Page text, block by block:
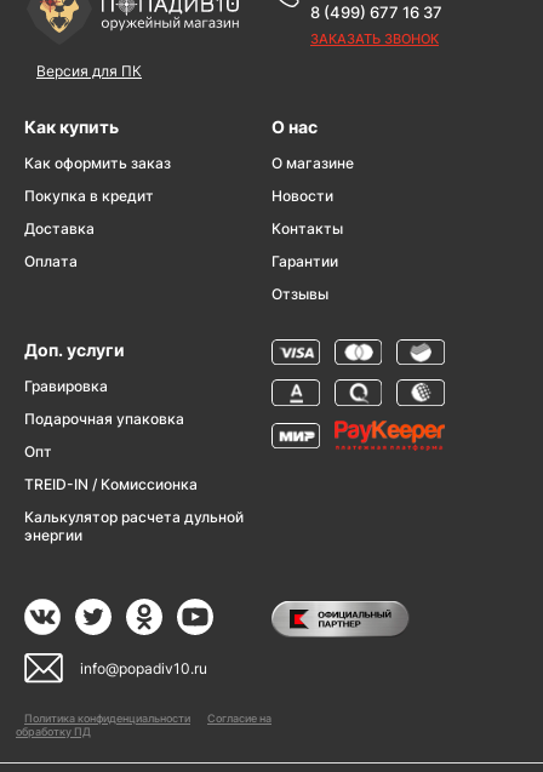
Версия для ПК
8 (499) 677 16 37
ЗАКАЗАТЬ ЗВОНОК
Как купить
Как оформить заказ
Покупка в кредит
Доставка
Оплата
О нас
О магазине
Новости
Контакты
Гарантии
Отзывы
Доп. услуги
Гравировка
Подарочная упаковка
Опт
TREID-IN / Комиссионка
Калькулятор расчета дульной
энергии
info@popadiv10.ru
Политика конфиденциальности
Согласие на
обработку ПД